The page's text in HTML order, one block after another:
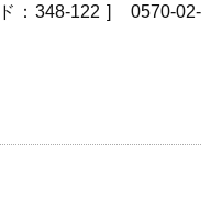
122 ] 0570-02-